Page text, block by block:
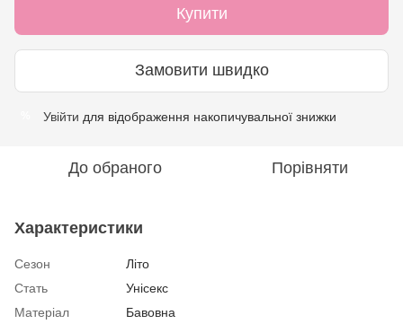
Купити
Замовити швидко
Увійти для відображення накопичувальної знижки
До обраного Порівняти
Характеристики
Сезон
Літо
Стать
Унісекс
Матеріал
Бавовна